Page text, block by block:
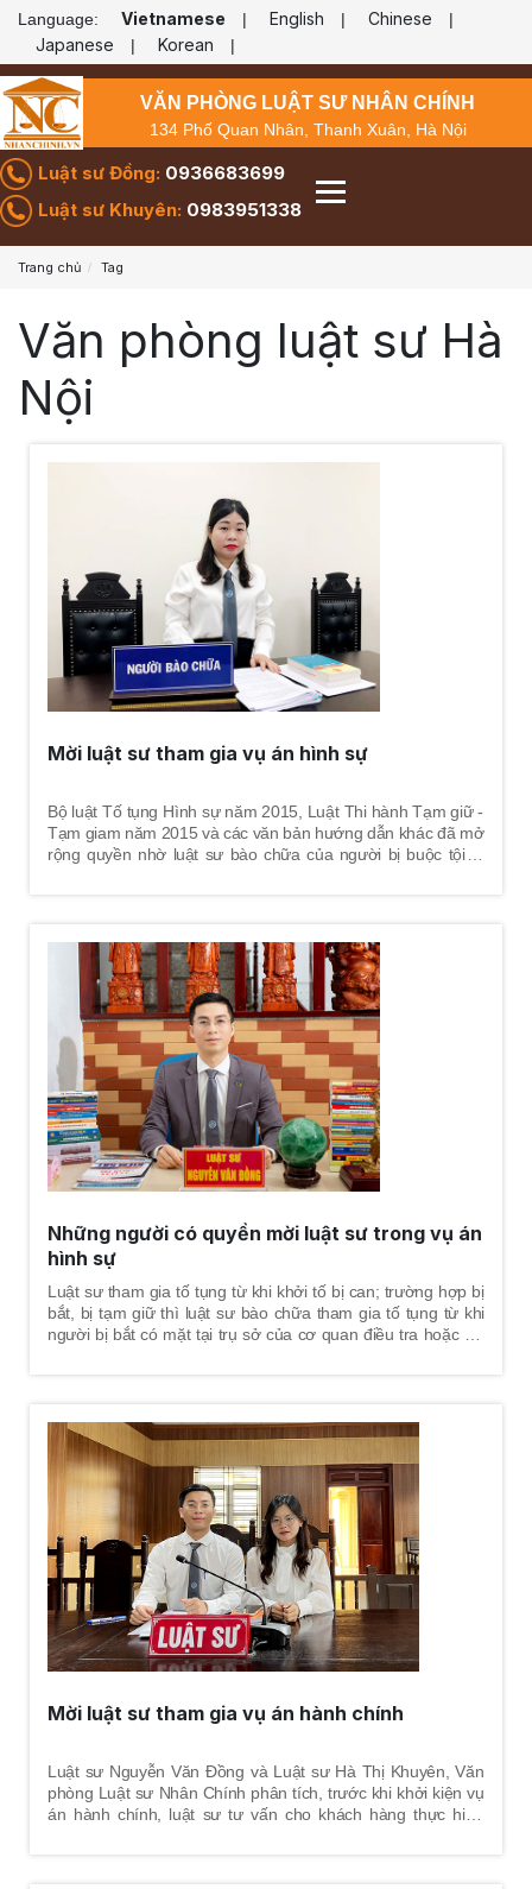
Language: Vietnamese | English | Chinese |
Japanese | Korean |
VĂN PHÒNG LUẬT SƯ NHÂN CHÍNH
134 Phố Quan Nhân, Thanh Xuân, Hà Nội
Luật sư Đồng: 0936683699
Luật sư Khuyên: 0983951338
Trang chủ Tag
Văn phòng luật sư Hà
Nội
Mời luật sư tham gia vụ án hình sự
Bộ luật Tố tụng Hình sự năm 2015, Luật Thi hành Tạm giữ -
Tạm giam năm 2015 và các văn bản hướng dẫn khác đã mở
rộng quyền nhờ luật sư bào chữa của người bị buộc tội là
bắt có mặt tại trụ sở của cơ quan điều tra hoặc khi có quyết
định tạm giữ quy định tại Điều 74 Bộ luật Tố tụng Hình sự
năm 2015.
Những người có quyền mời luật sư trong vụ án
hình sự
Luật sư tham gia tố tụng từ khi khởi tố bị can; trường hợp bị
bắt, bị tạm giữ thì luật sư bào chữa tham gia tố tụng từ khi
người bị bắt có mặt tại trụ sở của cơ quan điều tra hoặc khi
tố theo quy định tại điểm e, khoản 1, Điều 57 Bộ luật Tố tụng
Hình sự năm 2015.
Mời luật sư tham gia vụ án hành chính
Luật sư Nguyễn Văn Đồng và Luật sư Hà Thị Khuyên, Văn
phòng Luật sư Nhân Chính phân tích, trước khi khởi kiện vụ
án hành chính, luật sư tư vấn cho khách hàng thực hiện